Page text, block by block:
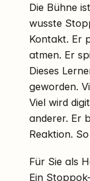
Die Bühne
wusste
Kontakt. Er
atmen. Er
Dieses
geworden.
Viel wird
anderer. Er
Reaktion.
Für Sie als
Ein